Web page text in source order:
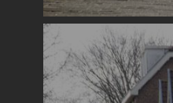
Image